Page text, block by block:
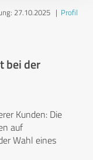
27.10.2025| Profil
bei der
Kunden: Die
auf
Wahl eines